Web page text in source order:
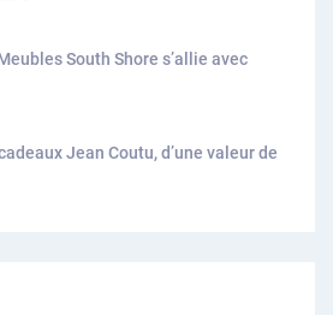
South Shore s’allie avec
Jean Coutu, d’une valeur de